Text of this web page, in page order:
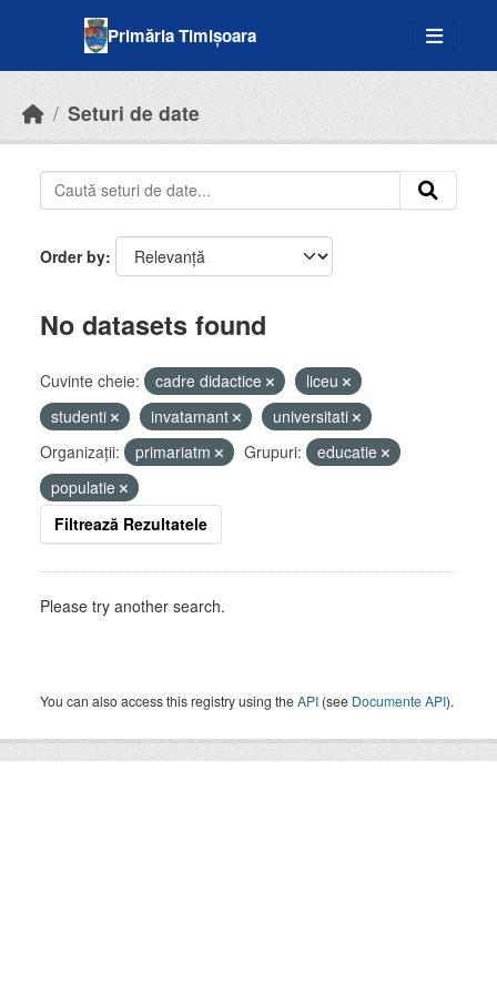
Primăria Timișoara
Seturi de date
Order by
No datasets found
Cuvinte cheie: cadre didactice
liceu
studenti
invatamant
universitati
Organizații:
primariatm Grupuri:
educatie
populatie
Filtrează Rezultatele
Please try another search.
You can also access this registry using theAPI (see Documente API).